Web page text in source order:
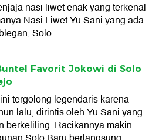
nasi liwet enak yang terkenal
Nasi Liwet Yu Sani yang ada
Solo.
Favorit Jokowi di Solo
tergolong legendaris karena
lalu, dirintis oleh Yu Sani yang
berkeliling. Racikannya makin